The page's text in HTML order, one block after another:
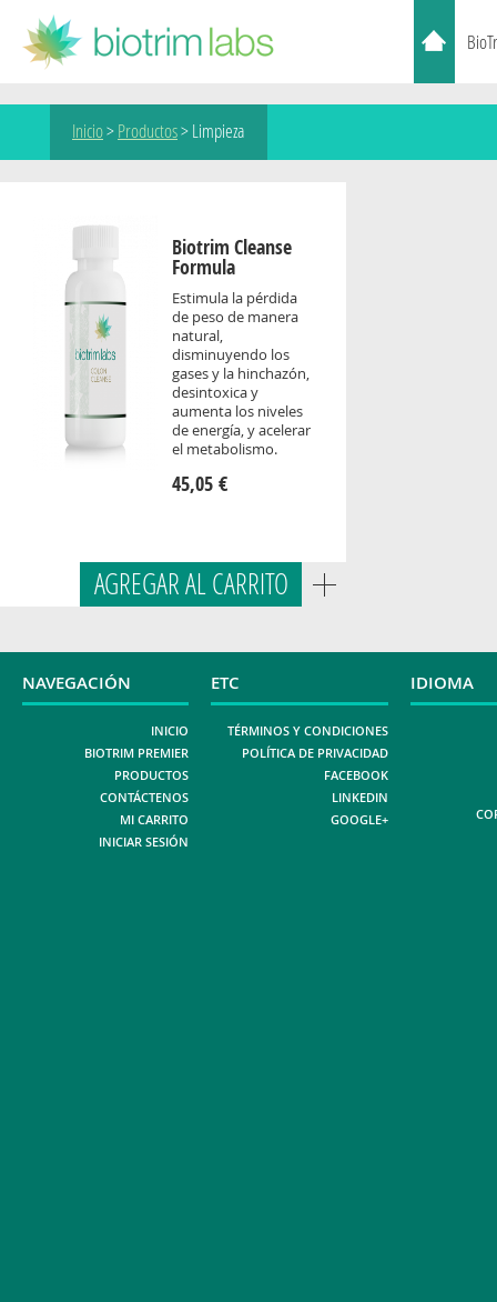
Inicio>Productos>Limpieza
Biotrim Cleanse
Formula
Estimula la pérdida
de peso de manera
natural,
disminuyendo los
gases y la hinchazón,
desintoxica y
aumenta los niveles
de energía, y acelerar
el metabolismo.
45,05 €
AGREGAR AL CARRITO
NAVEGACIÓN
INICIO
BIOTRIM PREMIER
PRODUCTOS
CONTÁCTENOS
MI CARRITO
INICIAR SESIÓN
ETC
TÉRMINOS Y CONDICIONES
POLÍTICA DE PRIVACIDAD
FACEBOOK
LINKEDIN
GOOGLE+
IDIOMA